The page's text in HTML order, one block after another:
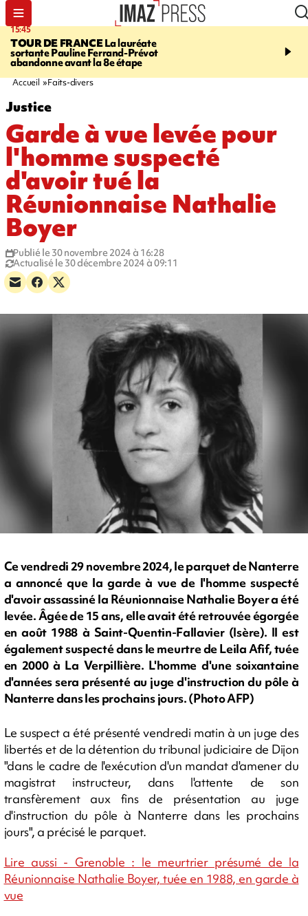
15:45
TOUR DE FRANCELa lauréate
sortante Pauline Ferrand-Prévot
abandonne avant la 8e étape
20:17
routière, concours de
Accueil Faits-divers
Justice
Garde à vue levée pour
l'homme suspecté
d'avoir tué la
Réunionnaise Nathalie
Boyer
Publié le 30 novembre 2024 à 16:28
Actualisé le 30 décembre 2024 à 09:11
Ce vendredi 29 novembre 2024, le parquet de Nanterre
a annoncé que la garde à vue de l'homme suspecté
d'avoir assassiné la Réunionnaise Nathalie Boyer a été
levée. Âgée de 15 ans, elle avait été retrouvée égorgée
en août 1988 à Saint-Quentin-Fallavier (Isère). Il est
également suspecté dans le meurtre de Leila Afif, tuée
en 2000 à La Verpillière. L'homme d'une soixantaine
d'années sera présenté au juge d'instruction du pôle à
Nanterre dans les prochains jours. (Photo AFP)
Le suspect a été présenté vendredi matin à un juge des
libertés et de la détention du tribunal judiciaire de Dijon
"dans le cadre de l'exécution d'un mandat d'amener du
magistrat instructeur, dans l'attente de son
transfèrement aux fins de présentation au juge
d'instruction du pôle à Nanterre dans les prochains
jours", a précisé le parquet.
Lire aussi - Grenoble : le meurtrier présumé de la
Réunionnaise Nathalie Boyer, tuée en 1988, en garde à
vue